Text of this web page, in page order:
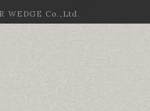
WEDGE Co.,Ltd.